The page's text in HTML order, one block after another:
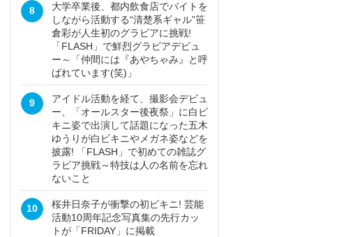
8
大学卒業後、都内飲食店でバイトを
しながら活動する“清楚系ギャル”笹
倉彩が人生初のグラビアに挑戦!
「FLASH」で鮮烈グラビアデビュ
ー～「仲間には『あやちゃみ』と呼
ばれています(笑)」
9
アイドル活動を経て、撮影会デビュ
ー、「オールスター後夜祭」に白ビ
キニ姿で出演して話題になった五木
ゆうりが白ビキニやメガネ姿などを
披露! 「FLASH」で初めての雑誌グ
ラビア挑戦～特技は人の名前を忘れ
ないこと
10
桜井日奈子が衝撃の初ビキニ! 芸能
活動10周年記念写真集の先行カッ
トが「FRIDAY」に掲載